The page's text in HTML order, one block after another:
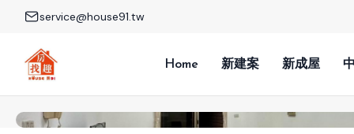
service@house91.tw
Home 新建案 新成屋